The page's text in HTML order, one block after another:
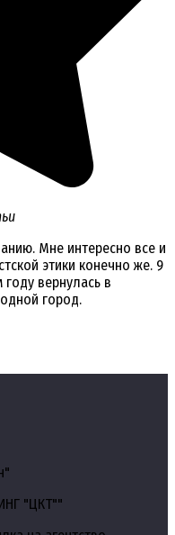
Мне интересно все и
этики конечно же. 9
вернулась в
город.
"ЦКТ""